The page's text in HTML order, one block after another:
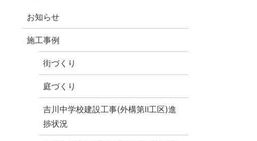
お知らせ
施工事例
街づくり
庭づくり
吉川中学校建設工事(外構第Ⅱ工区)進
捗状況